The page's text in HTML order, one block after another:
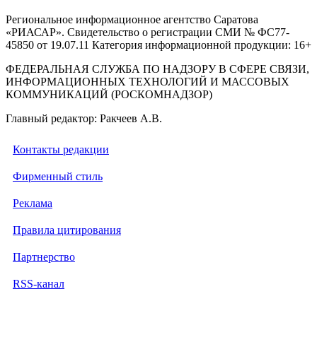
Региональное информационное агентство Саратова
«РИАСАР». Свидетельство о регистрации СМИ № ФС77-
45850 от 19.07.11 Категория информационной продукции: 16+
ФЕДЕРАЛЬНАЯ СЛУЖБА ПО НАДЗОРУ В СФЕРЕ СВЯЗИ,
ИНФОРМАЦИОННЫХ ТЕХНОЛОГИЙ И МАССОВЫХ
КОММУНИКАЦИЙ (РОСКОМНАДЗОР)
Главный редактор: Ракчеев А.В.
Контакты редакции
Фирменный стиль
Реклама
Правила цитирования
Партнерство
RSS-канал